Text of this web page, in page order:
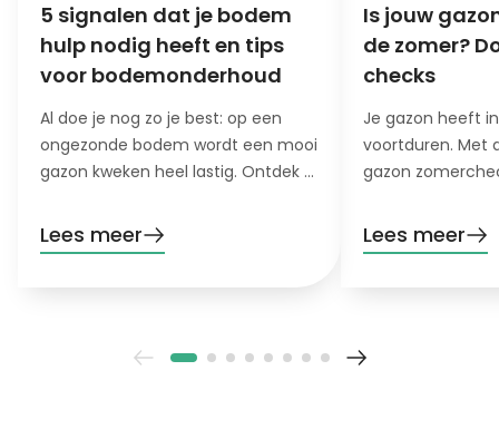
5 signalen dat je bodem
hulp nodig heeft en tips
voor bodemonderhoud
Al doe je nog zo je best: op een
ongezonde bodem wordt een mooi
gazon kweken heel lastig. Ontdek 5
heeft!
Lees meer
Is jouw
de zomer?
checks
Je gazon heeft
voortduren. Met
gazon
hete, droge
Lees meer